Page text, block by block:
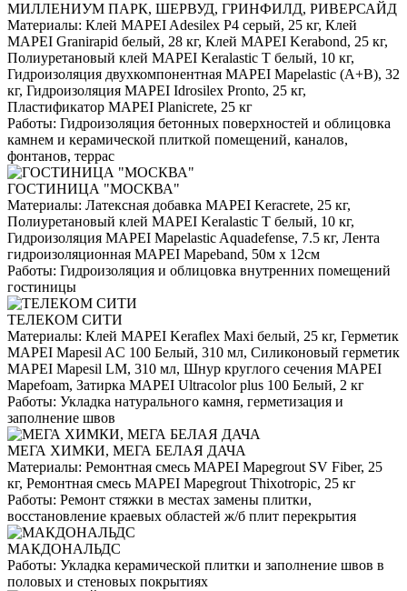
МИЛЛЕНИУМ ПАРК, ШЕРВУД, ГРИНФИЛД, РИВЕРСАЙД
Материалы: Клей MAPEI Adesilex P4 серый, 25 кг, Клей
MAPEI Granirapid белый, 28 кг, Клей MAPEI Kerabond, 25 кг,
Полиуретановый клей MAPEI Keralastic T белый, 10 кг,
Гидроизоляция двухкомпонентная MAPEI Mapelastic (А+B), 32
кг, Гидроизоляция MAPEI Idrosilex Pronto, 25 кг,
Пластификатор MAPEI Planicrete, 25 кг
Работы: Гидроизоляция бетонных поверхностей и облицовка
камнем и керамической плиткой помещений, каналов,
фонтанов, террас
ГОСТИНИЦА "МОСКВА"
Материалы: Латексная добавка MAPEI Keracrete, 25 кг,
Полиуретановый клей MAPEI Keralastic T белый, 10 кг,
Гидроизоляция MAPEI Mapelastic Aquadefense, 7.5 кг, Лента
гидроизоляционная MAPEI Mapeband, 50м x 12см
Работы: Гидроизоляция и облицовка внутренних помещений
гостиницы
ТЕЛЕКОМ СИТИ
Материалы: Клей MAPEI Keraflex Maxi белый, 25 кг, Герметик
MAPEI Mapesil AC 100 Белый, 310 мл, Силиконовый герметик
MAPEI Mapesil LM, 310 мл, Шнур круглого сечения MAPEI
Mapefoam, Затирка MAPEI Ultracolor plus 100 Белый, 2 кг
Работы: Укладка натурального камня, герметизация и
заполнение швов
МЕГА ХИМКИ, МЕГА БЕЛАЯ ДАЧА
Материалы: Ремонтная смесь MAPEI Mapegrout SV Fiber, 25
кг, Ремонтная смесь MAPEI Mapegrout Thixotropic, 25 кг
Работы: Ремонт стяжки в местах замены плитки,
восстановление краевых областей ж/б плит перекрытия
МАКДОНАЛЬДС
Работы: Укладка керамической плитки и заполнение швов в
половых и стеновых покрытиях